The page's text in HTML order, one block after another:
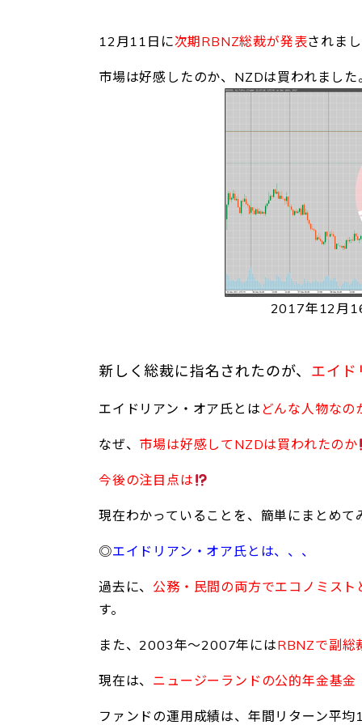
12月11日に次期RBNZ総裁が発表されま
市場は好感したのか、NZDは買われました
2017年12月
新しく総裁に指名されたのが、 エイド
エイドリアン・オア氏とは どんな人物なの
なぜ、 市場は好感してNZDは買われたのか
今後の注目点は
現在わかっていることを、簡単にまとめて
◎エイドリアン・オア氏とは、、、
過去に、 公務・民間の両方でエコノミスト
す。
また、2003年～2007年にはRBNZで副総
現在は、 ニュージーランドの公的年金基金
ファンドの運用成績は、年間リターン平